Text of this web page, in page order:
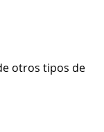
otros tipos de